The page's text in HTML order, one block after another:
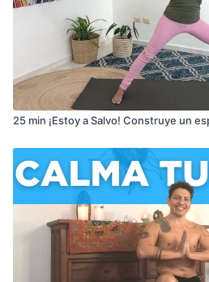
25 min ¡Estoy a Salvo! Construye un